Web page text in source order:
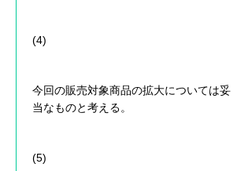
(4)
今回の販売対象商品の拡大については妥
当なものと考える。
(5)